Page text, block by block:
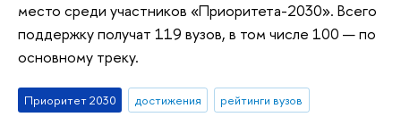
место среди участников «Приоритета-2030». Всего
поддержку получат 119 вузов, в том числе 100 — по
основному треку.
Приоритет 2030 достижения рейтинги вузов